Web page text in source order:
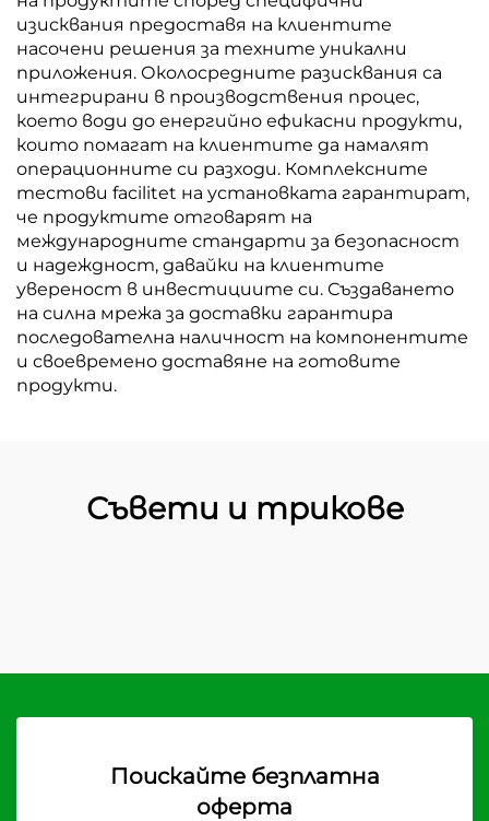
изисквания предоставя на клиентите
насочени решения за техните уникални
приложения. Околосредните разисквания са
интегрирани в производствения процес,
което води до енергийно ефикасни продукти,
които помагат на клиентите да намалят
операционните си разходи. Комплексните
тестови facilitet на установката гарантират,
че продуктите отговарят на
международните стандарти за безопасност
и надеждност, давайки на клиентите
увереност в инвестициите си. Създаването
на силна мрежа за доставки гарантира
последователна наличност на компонентите
и своевремено доставяне на готовите
продукти.
Съвети и трикове
Поискайте безплатна
оферта